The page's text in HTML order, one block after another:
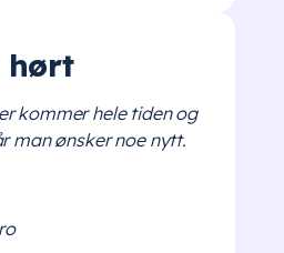
hørt
kommer hele tiden og
man ønsker noe nytt.